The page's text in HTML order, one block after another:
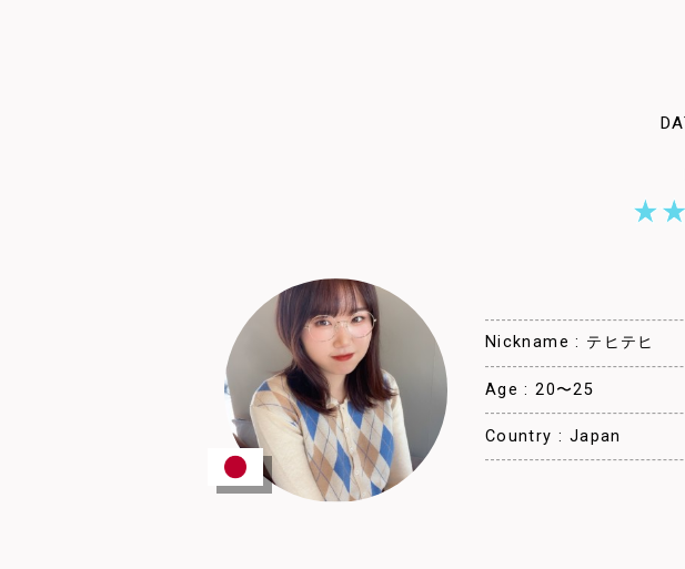
Nickname : テヒテヒ
Age : 20〜25
Country : Japan